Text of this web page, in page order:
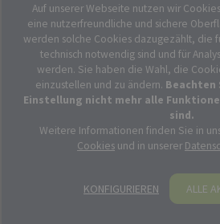
© 2026EXXPERT Projekt GmbH. Alle
vorbehalten.
Auf unserer Webseite nutzen wir
eine nutzerfreundliche und sichere
werden solche Cookies dazugezählt, die
technisch notwendig sind und für
werden. Sie haben die Wahl, die
einzustellen und zu ändern. Beachten
Einstellung nicht mehr alle
sind.
Weitere Informationen finden Sie in
Cookies und in unserer
KONFIGURIEREN ALLE